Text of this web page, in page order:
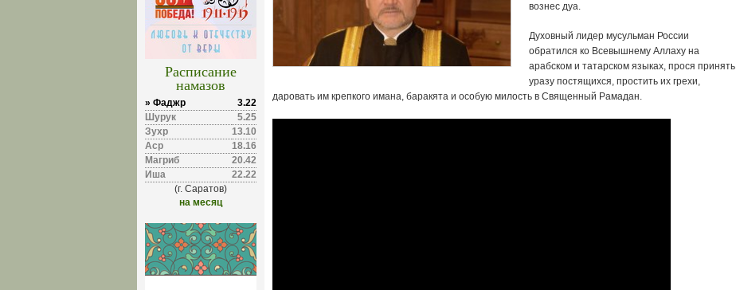
Расписание
намазов
» Фаджр
3.22
Шурук
5.25
Зухр
13.10
Аср
18.16
Магриб
20.42
Иша
22.22
(г. Саратов)
на месяц
вознес дуа.
Духовный лидер мусульман России
обратился ко Всевышнему Аллаху на
арабском и татарском языках, прося принять
уразу постящихся, простить их грехи,
даровать им крепкого имана, баракята и особую милость в Священный Рамадан.